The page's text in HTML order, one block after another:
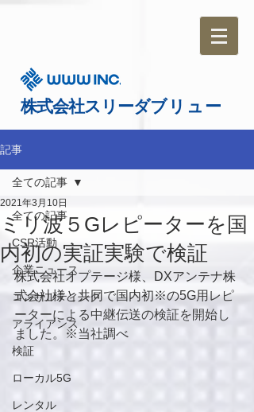
​株式会社スリーダブリュー
記事
全ての記事
CSR活動
企業ニュース
コンサルティング
アライアンス
検証
ローカル5G
レンタル
全ての記事
ミリ波５Gレピーターを国
内初の実証実験で検証
2021年3月10日
株式会社オプテージ様、DXアンテナ株
式会社様と共同で国内初※の5G用レピ
ーターによる中継伝送の検証を開始し
ました。※当社調べ